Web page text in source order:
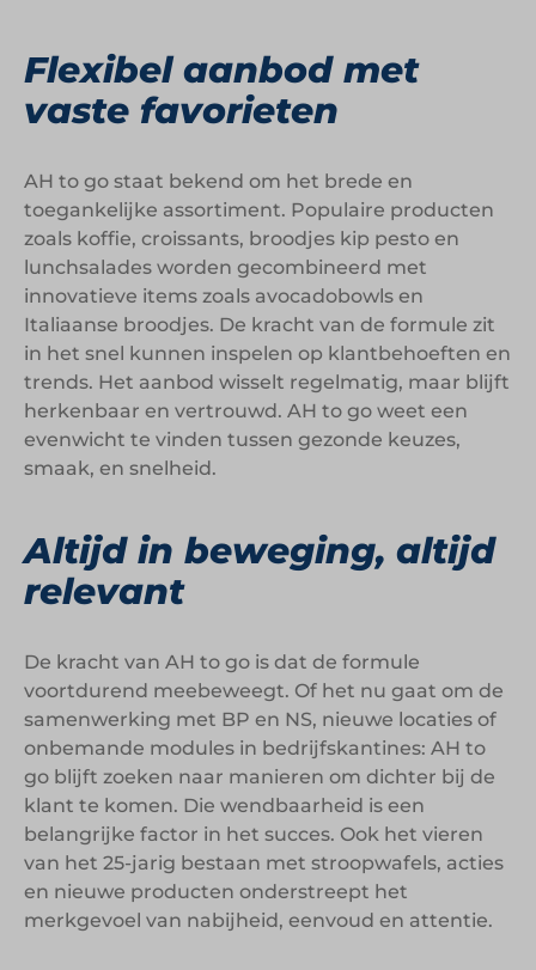
Flexibel aanbod met
vaste favorieten
AH to go staat bekend om het brede en
toegankelijke assortiment. Populaire producten
zoals koffie, croissants, broodjes kip pesto en
lunchsalades worden gecombineerd met
innovatieve items zoals avocadobowls en
Italiaanse broodjes. De kracht van de formule zit
in het snel kunnen inspelen op klantbehoeften en
trends. Het aanbod wisselt regelmatig, maar blijft
herkenbaar en vertrouwd. AH to go weet een
evenwicht te vinden tussen gezonde keuzes,
smaak, en snelheid.
Altijd in beweging, altijd
relevant
De kracht van AH to go is dat de formule
voortdurend meebeweegt. Of het nu gaat om de
samenwerking met BP en NS, nieuwe locaties of
onbemande modules in bedrijfskantines: AH to
go blijft zoeken naar manieren om dichter bij de
klant te komen. Die wendbaarheid is een
belangrijke factor in het succes. Ook het vieren
van het 25-jarig bestaan met stroopwafels, acties
en nieuwe producten onderstreept het
merkgevoel van nabijheid, eenvoud en attentie.